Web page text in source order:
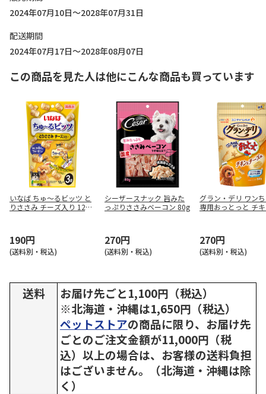
2024年07月10日～2028年07月31日
配送期間
2024年07月17日～2028年08月07日
この商品を見た人は他にこんな商品も買っています
いなば ちゅ～るビッツ と
りささみ チーズ入り 12g
190円
(送料別・税込)
シーザースナック 旨みた
っぷりささみベーコン 80g
270円
(送料別・税込)
グラン・デリ ワン
専用おっとっと チ
270円
(送料別・税込)
送料
お届け先ごと1,100円（税込）
※北海道・沖縄は1,650円（税込）
ペットストアの商品に限り、お届け先
ごとのご注文金額が11,000円（税
込）以上の場合は、お客様の送料負担
はございません。（北海道・沖縄は除
く）